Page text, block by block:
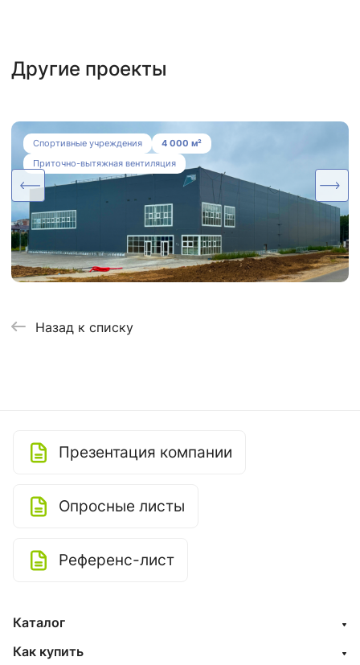
Другие проекты
Спортивные учреждения
4 000 м²
Приточно-вытяжная вентиляция
Система вентиляции, дымоудаления и
осушения для Ледовой Арены
Назад к списку
Презентация компании
Опросные листы
Референс-лист
Каталог
Как купить